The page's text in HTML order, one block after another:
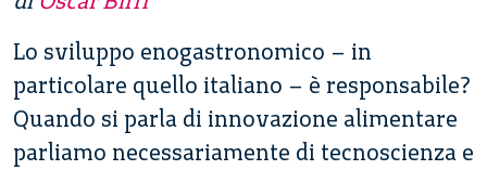
Lo sviluppo enogastronomico – in
particolare quello italiano – è responsabile?
Quando si parla di innovazione alimentare
parliamo necessariamente di tecnoscienza e